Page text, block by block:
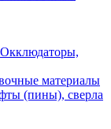
Окклюдаторы,
материалы
(пины), сверла